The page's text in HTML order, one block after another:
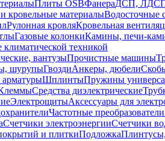
Плиты OSBФанераДСП,
кровельные материалыВодосточные
Рулонная кровляКровельная
Газовые колонкиКамины, печи-
климатической техникой
вантузыПрочистные машины
шурупыГвоздиАнкеры, дюбели
ШплинтыПружины
Средства диэлектрические
ЭлектрощитыАксессуары для
Частотные преобразователи
Счетчики электроэнергииСчетчики
и плиткиПодложка